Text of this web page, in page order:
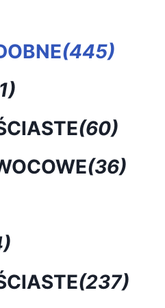
(445)
(60)
(36)
(237)